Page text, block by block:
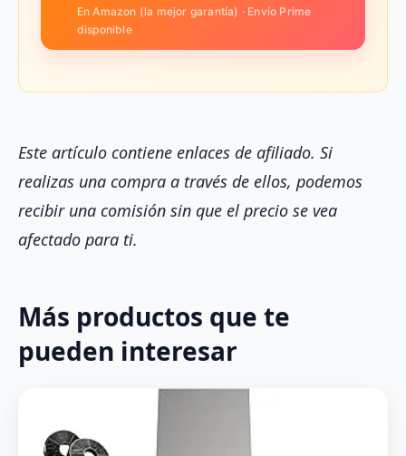
En Amazon (la mejor garantía) · Envío Prime
disponible
Este artículo contiene enlaces de afiliado. Si
realizas una compra a través de ellos, podemos
recibir una comisión sin que el precio se vea
afectado para ti.
Más productos que te
pueden interesar